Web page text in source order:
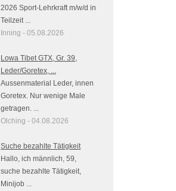
2026 Sport-Lehrkraft m/w/d in
Teilzeit ...
Inning - 05.08.2026
Lowa Tibet GTX, Gr. 39,
Leder/Goretex, ...
Aussenmaterial Leder, innen
Goretex. Nur wenige Male
getragen. ...
Olching - 04.08.2026
Suche bezahlte Tätigkeit
Hallo, ich männlich, 59,
suche bezahlte Tätigkeit,
Minijob ...